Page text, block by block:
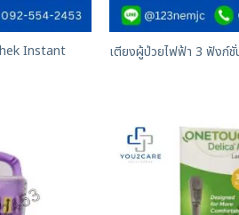
Instant
เตียงผู้ป่วยไฟฟ้า 3 ฟังก์ชั่